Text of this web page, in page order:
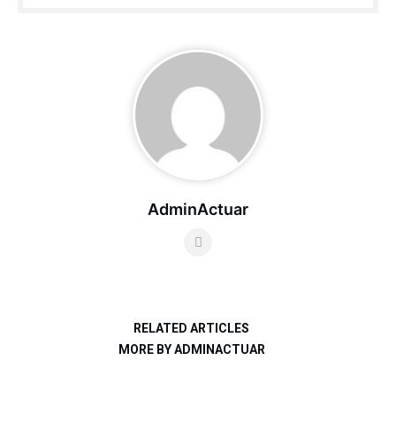
AdminActuar
RELATED ARTICLES
MORE BY ADMINACTUAR